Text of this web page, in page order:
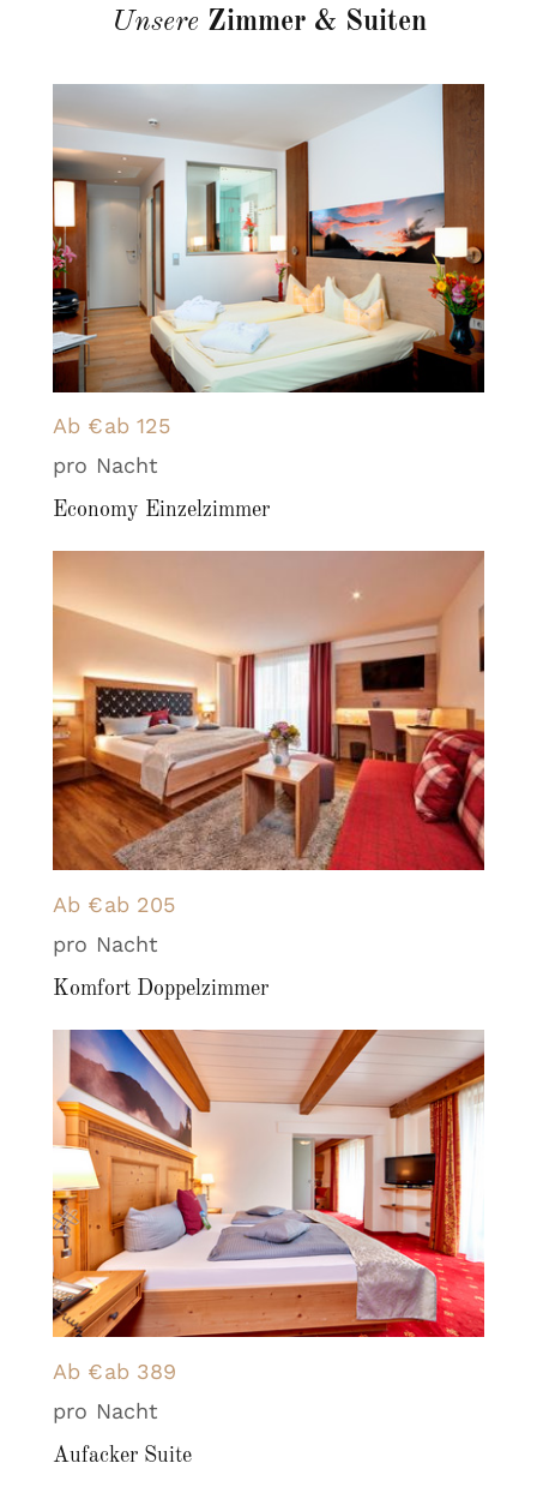
Unsere Zimmer & Suiten
Ab €ab 125
pro Nacht
Economy Einzelzimmer
Ab €ab 205
pro Nacht
Komfort Doppelzimmer
Ab €ab 389
pro Nacht
Aufacker Suite